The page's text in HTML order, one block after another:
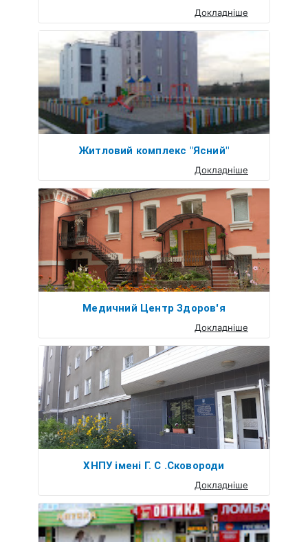
Докладніше
Житловий комплекс "Ясний"
Докладніше
Медичний Центр Здоров'я
Докладніше
ХНПУ імені Г. С .Сковороди
Докладніше